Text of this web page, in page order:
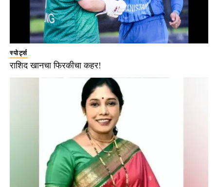
स्पोर्ट्स
राशिद खानचा फिरकीचा कहर!